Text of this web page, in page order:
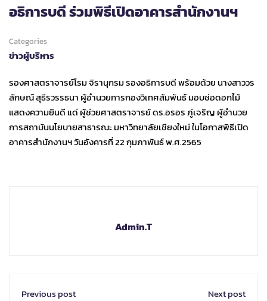
อธิการบดี ร่วมพิธีเปิดอาคารสำนักงานฯ
Categories
ข่าวผู้บริหาร
รองศาสตราจารย์โรม จิรานุกรม รองอธิการบดี พร้อมด้วย นางสาววร
ลักษณ์ สุธีรวรรธนา ผู้อำนวยการกองวิเทศสัมพันธ์ มอบช่อดอกไม้
แสดงความยินดี แด่ ผู้ช่วยศาสตราจารย์ ดร.อรอร ภู่เจริญ ผู้อำนวย
การสถาบันนโยบายสาธารณะ มหาวิทยาลัยเชียงใหม่ ในโอกาสพิธีเปิด
อาคารสำนักงานฯ วันอังคารที่ 22 กุมภาพันธ์ พ.ศ.2565
Admin.T
Previous post Next post